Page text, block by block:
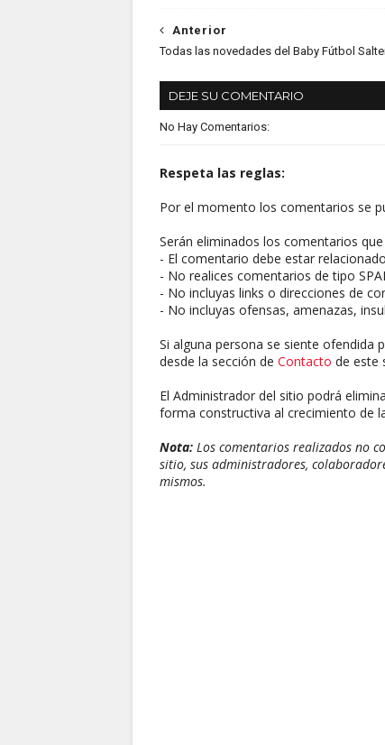
Anterior
Todas las novedades del Baby Fútbol
DEJE SU COMENTARIO
No Hay Comentarios:
Respeta las reglas:
Por el momento los comentarios se
Serán eliminados los comentarios
- El comentario debe estar
- No realices comentarios de tipo
- No incluyas links o direcciones de
- No incluyas ofensas, amenazas,
Si alguna persona se siente ofendida
desde la sección de Contacto de este
El Administrador del sitio podrá
forma constructiva al crecimiento de
Nota: Los comentarios realizados no
sitio, sus administradores,
mismos.